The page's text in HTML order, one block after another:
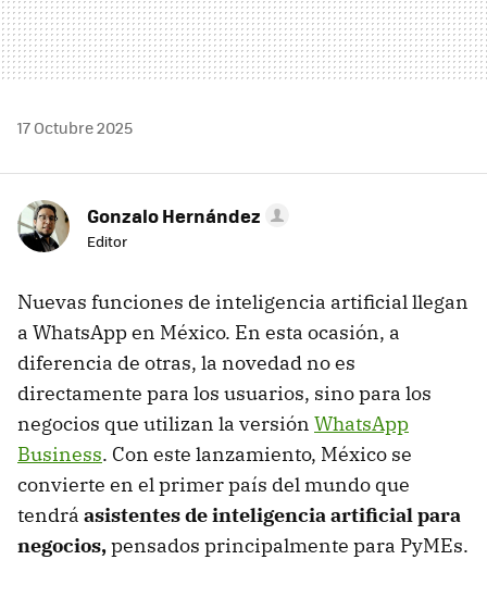
17 Octubre 2025
Gonzalo Hernández
Editor
Nuevas funciones de inteligencia artificial llegan
a WhatsApp en México. En esta ocasión, a
diferencia de otras, la novedad no es
directamente para los usuarios, sino para los
negocios que utilizan la versión WhatsApp
Business. Con este lanzamiento, México se
convierte en el primer país del mundo que
tendrá asistentes de inteligencia artificial para
negocios,pensados principalmente para PyMEs.